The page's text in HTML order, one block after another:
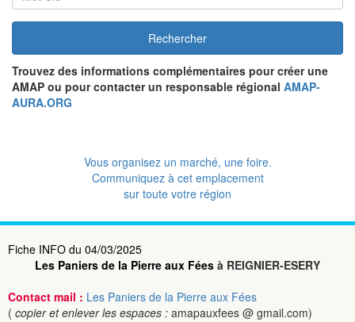
Rechercher
Trouvez des informations complémentaires pour créer une
AMAP ou pour contacter un responsable régional AMAP-
AURA.ORG
Vous organisez un marché, une foire.
Communiquez à cet emplacement
sur toute votre région
Fiche INFO du 04/03/2025
Les Paniers de la Pierre aux Fées à REIGNIER-ESERY
Contact mail : Les Paniers de la Pierre aux Fées
( copier et enlever les espaces : amapauxfees @ gmail.com)